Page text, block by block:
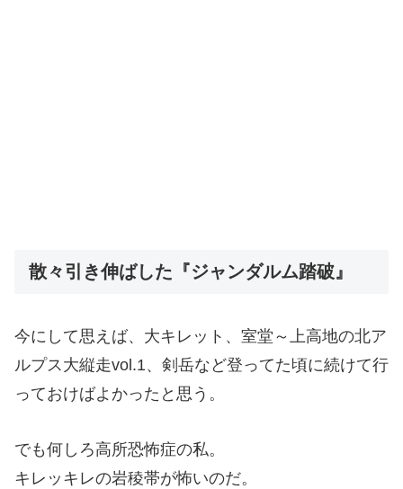
散々引き伸ばした『ジャンダルム踏破』
今にして思えば、大キレット、室堂～上高地の北ア
ルプス大縦走vol.1、剣岳など登ってた頃に続けて行
っておけばよかったと思う。
でも何しろ高所恐怖症の私。
キレッキレの岩稜帯が怖いのだ。